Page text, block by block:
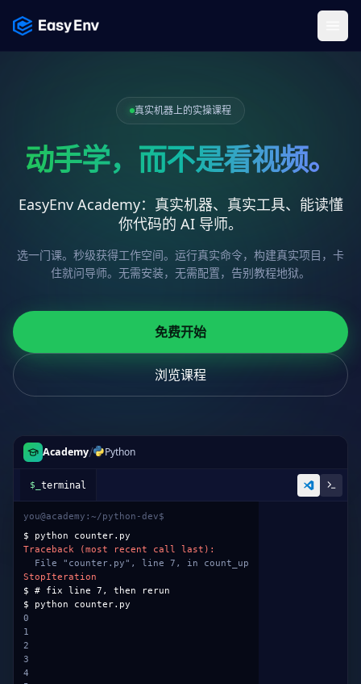
真实机器上的实操课程
动手学，而不是看视频。
EasyEnv Academy：真实机器、真实工具、能读懂
你代码的 AI 导师。
选一门课。秒级获得工作空间。运行真实命令，构建真实项目，卡
住就问导师。无需安装，无需配置，告别教程地狱。
免费开始
浏览课程
Academy/ Python
counter.py
1
3
7
8
def count_up(start):
while
yield
start
# quiz: keep the generator alive
return